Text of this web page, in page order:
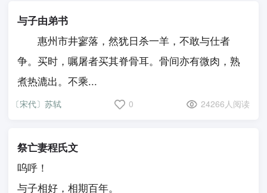
与子由弟书
惠州市井寥落，然犹日杀一羊，不敢与仕者
争。买时，嘱屠者买其脊骨耳。骨间亦有微肉，熟
煮热漉出。不乘...
〔宋代〕苏轼 0 24266人阅读
祭亡妻程氏文
呜呼！
与子相好，相期百年。